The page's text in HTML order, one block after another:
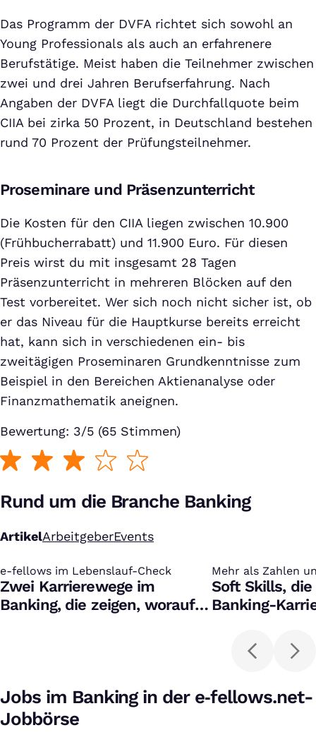
Das Programm der DVFA richtet sich sowohl an
Young Professionals als auch an erfahrenere
Berufstätige. Meist haben die Teilnehmer zwischen
zwei und drei Jahren Berufserfahrung. Nach
Angaben der DVFA liegt die Durchfallquote beim
CIIA bei zirka 50 Prozent, in Deutschland bestehen
rund 70 Prozent der Prüfungsteilnehmer.
Proseminare und Präsenzunterricht
Die Kosten für den CIIA liegen zwischen 10.900
(Frühbucherrabatt) und 11.900 Euro. Für diesen
Preis wirst du mit insgesamt 28 Tagen
Präsenzunterricht in mehreren Blöcken auf den
Test vorbereitet. Wer sich noch nicht sicher ist, ob
er das Niveau für die Hauptkurse bereits erreicht
hat, kann sich in verschiedenen ein- bis
zweitägigen Proseminaren Grundkenntnisse zum
Beispiel in den Bereichen Aktienanalyse oder
Finanzmathematik aneignen.
Bewertung: 3/5 (65 Stimmen)
Rund um die Branche Banking
ArtikelArbeitgeberEvents
e-fellows im Lebenslauf-Check
:
Zwei Karrierewege im
Banking, die zeigen, worauf
Mehr als Zahlen
:
Soft Skills, die
Banking-
Jobs im Banking in der e‑fellows.net-
Jobbörse